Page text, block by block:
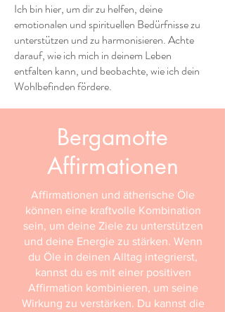
Ich bin hier, um dir zu helfen, deine
emotionalen und spirituellen Bedürfnisse zu
unterstützen und zu harmonisieren. Achte
darauf, wie ich mich in deinem Leben
entfalten kann, und beobachte, wie ich dein
Wohlbefinden fördere.
Bergamotte
Affirmationen
Affirmationen und ätherische Öle
können eine kraftvolle Kombination
sein, um deine Ziele zu unterstützen
und deine Energie zu stärken. Wenn
du Öle in deinen Alltag integrierst,
kannst du es mit einer positiven
Affirmation kombinieren, um seine
Wirkung zu verstärken. Du kannst die